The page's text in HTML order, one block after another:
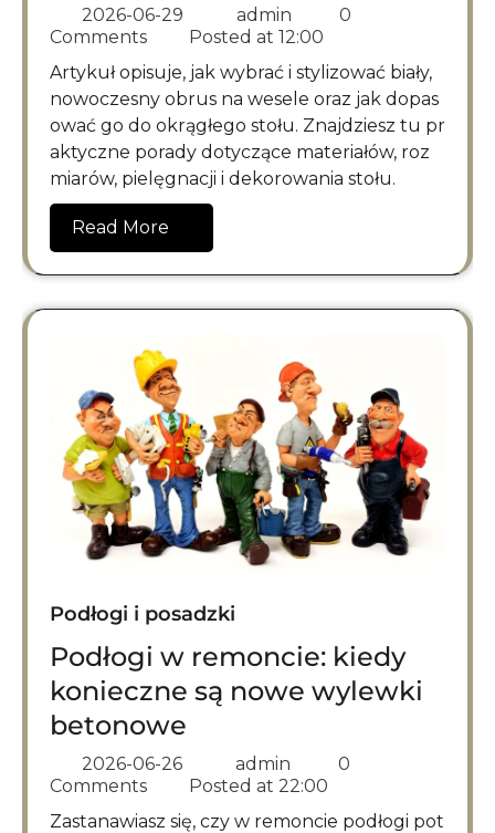
2026-06-29 admin
0
Comments
Posted at 12:00
Artykuł opisuje, jak wybrać i stylizować biały,
nowoczesny obrus na wesele oraz jak dopas
ować go do okrągłego stołu. Znajdziesz tu pr
aktyczne porady dotyczące materiałów, roz
miarów, pielęgnacji i dekorowania stołu.
Read More
Podłogi i posadzki
Podłogi w remoncie: kiedy
konieczne są nowe wylewki
betonowe
2026-06-26 admin
0
Comments
Posted at 22:00
Zastanawiasz się, czy w remoncie podłogi pot